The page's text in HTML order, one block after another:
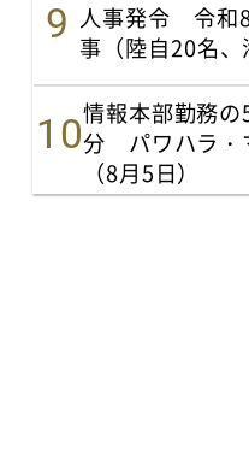
人事発令 令和
事（陸自20名、
情報本部勤務
分 パワハラ・
（8月5日）